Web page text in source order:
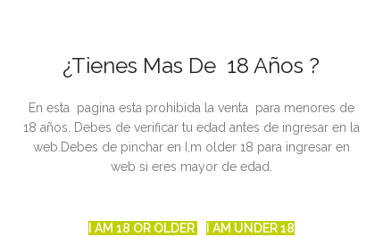
¿Tienes Mas De 18 Años ?
En esta pagina esta prohibida la venta para menores de
18 años. Debes de verificar tu edad antes de ingresar en la
web.Debes de pinchar en I,m older 18 para ingresar en
web si eres mayor de edad.
I AM 18 OR OLDER I AM UNDER 18
variedades: Hawaiian Snow, G. White Shark, The Church,